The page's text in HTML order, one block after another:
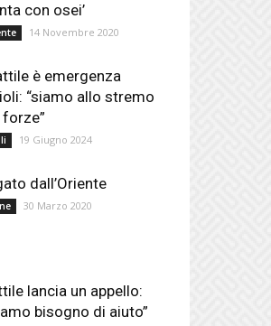
con osei’
14 Novembre 2020
è emergenza
“siamo allo stremo
19 Giugno 2024
dall’Oriente
30 Marzo 2020
lancia un appello:
bisogno di aiuto”